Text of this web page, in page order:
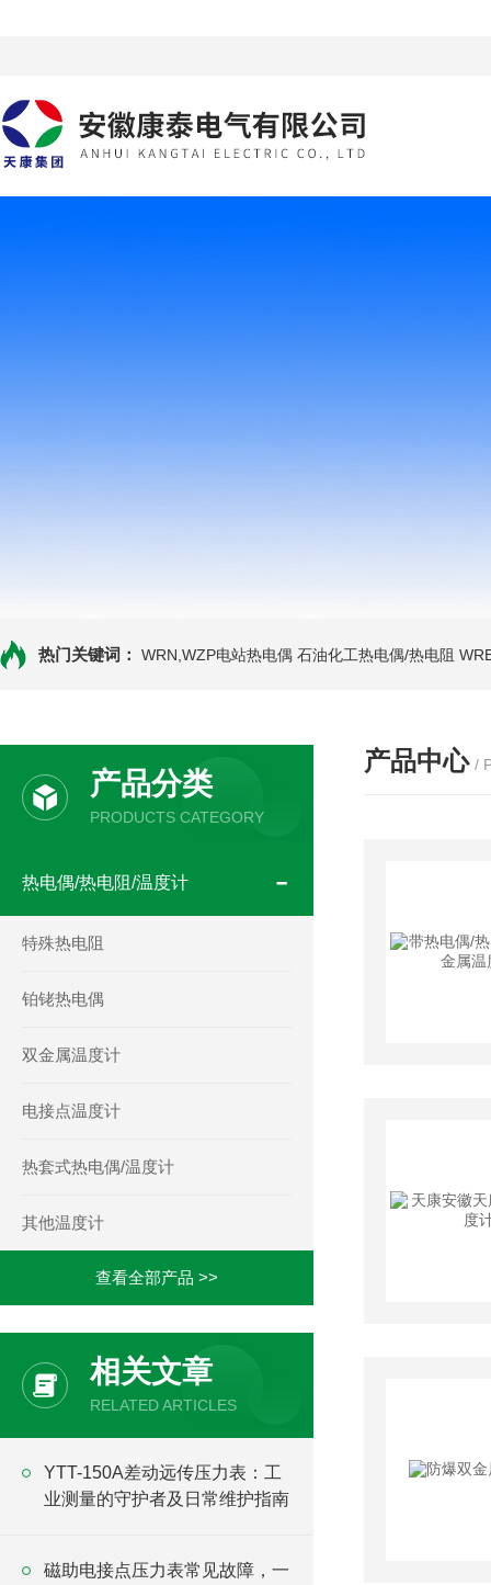
热门关键词： WRN,WZP电站热电偶 石油化工热电偶/热电阻
产品分类
PRODUCTS CATEGORY
热电偶/热电阻/温度计
特殊热电阻
铂铑热电偶
双金属温度计
电接点温度计
热套式热电偶/温度计
其他温度计
查看全部产品 >>
相关文章
RELATED ARTICLES
YTT-150A差动远传压力表：工
业测量的守护者及日常维护指南
磁助电接点压力表常见故障，一
产品中心 /